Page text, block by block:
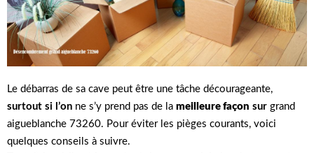
Le débarras de sa cave peut être une tâche décourageante,
surtout si l’on ne s’y prend pas de la meilleure façon sur grand
aigueblanche 73260. Pour éviter les pièges courants, voici
quelques conseils à suivre.